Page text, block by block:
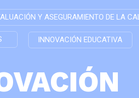
Y ASEGURAMIENTO DE LA
INNOVACIÓN EDUCATIVA